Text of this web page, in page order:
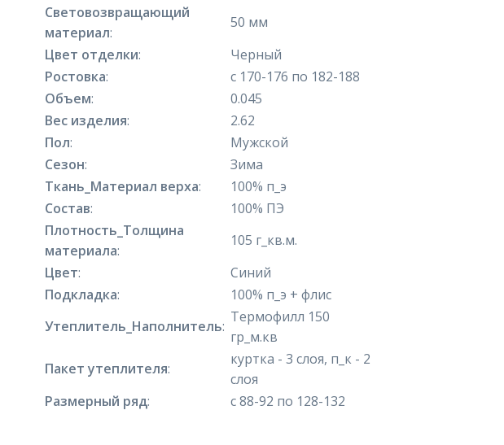
Световозвращающий
материал:
50 мм
Цвет отделки:
Черный
Ростовка:
с 170-176 по 182-188
Объем:
0.045
Вес изделия:
2.62
Пол:
Мужской
Сезон:
Зима
Ткань_Материал верха:
100% п_э
Состав:
100% ПЭ
Плотность_Толщина
материала:
105 г_кв.м.
Цвет:
Синий
Подкладка:
100% п_э + флис
Утеплитель_Наполнитель:
Термофилл 150
гр_м.кв
Пакет утеплителя:
куртка - 3 слоя, п_к - 2
слоя
Размерный ряд: с 88-92 по 128-132